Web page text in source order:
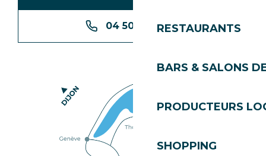
RESTAURANTS
BARS & SALONS
PRODUCTEURS
SHOPPING
04 50 74 74 74